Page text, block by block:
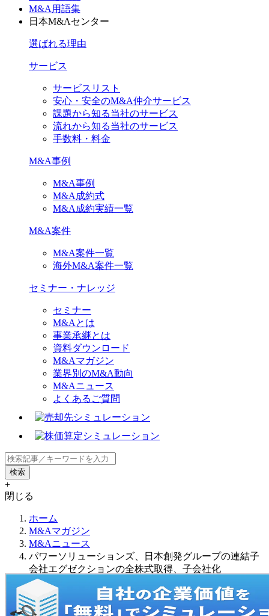
M&A用語集
日本M&Aセンター
選ばれる理由
サービス
サービスリスト
安心・安全のM&A仲介サービス
課題から知る当社のサービス
流れから知る当社のサービス
手数料・料金
M&A事例
M&A事例
M&A成約式
M&A成約実績一覧
M&A案件
M&A案件一覧
海外M&A案件一覧
セミナー・ナレッジ
セミナー
M&Aとは
事業承継とは
資料ダウンロード
M&Aマガジン
業界別のM&A動向
M&Aニュース
よくあるご質問
+
閉じる
ホーム
M&Aマガジン
M&Aニュース
パワーソリューションズ、日本創発グループの連結子
会社エグゼクションの全株式取得、子会社化